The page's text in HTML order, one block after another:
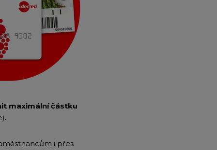
maximální částku
i přes